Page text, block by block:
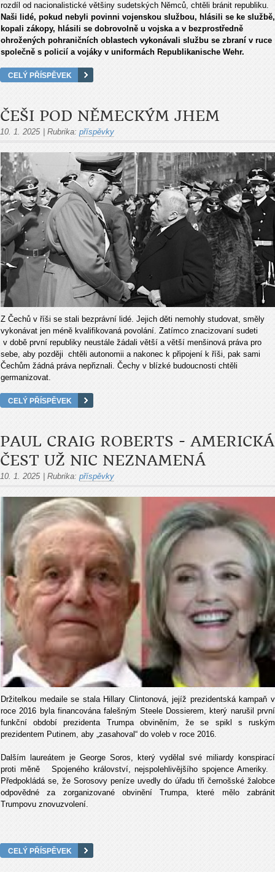
rozdíl od nacionalistické většiny sudetských Němců, chtěli bránit republiku.
Naši lidé, pokud nebyli povinni vojenskou službou, hlásili se ke službě,
kopali zákopy, hlásili se dobrovolně u vojska a v bezprostředně
ohrožených pohraničních oblastech vykonávali službu se zbraní v ruce
společně s policií a vojáky v uniformách Republikanische Wehr.
CELÝ PŘÍSPĚVEK
ČEŠI POD NĚMECKÝM JHEM
10. 1. 2025 Rubrika: příspěvky
Z Čechů v říši se stali bezprávní lidé. Jejich děti nemohly studovat, směly
vykonávat jen méně kvalifikovaná povolání. Zatímco znacizovaní sudeti
v době první republiky neustále žádali větší a větší menšinová práva pro
sebe, aby později chtěli autonomii a nakonec k připojení k říši, pak sami
Čechům žádná práva nepřiznali. Čechy v blízké budoucnosti chtěli
germanizovat.
CELÝ PŘÍSPĚVEK
PAUL CRAIG ROBERTS - AMERICKÁ
ČEST UŽ NIC NEZNAMENÁ
10. 1. 2025 Rubrika: příspěvky
Držitelkou medaile se stala Hillary Clintonová, jejíž prezidentská kampaň v
roce 2016 byla financována falešným Steele Dossierem, který narušil první
funkční období prezidenta Trumpa obviněním, že se spikl s ruským
prezidentem Putinem, aby „zasahoval“ do voleb v roce 2016.
Dalším laureátem je George Soros, který vydělal své miliardy konspirací
proti měně Spojeného království, nejspolehlivějšího spojence Ameriky.
Předpokládá se, že Sorosovy peníze uvedly do úřadu tři černošské žalobce
odpovědné za zorganizované obvinění Trumpa, které mělo zabránit
Trumpovu znovuzvolení.
CELÝ PŘÍSPĚVEK